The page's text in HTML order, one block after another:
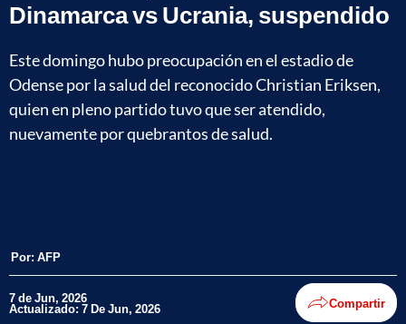
Dinamarca vs Ucrania, suspendido
Este domingo hubo preocupación en el estadio de
Odense por la salud del reconocido Christian Eriksen,
quien en pleno partido tuvo que ser atendido,
nuevamente por quebrantos de salud.
Por: AFP
7 de Jun, 2026
Actualizado: 7 De Jun, 2026 Compartir